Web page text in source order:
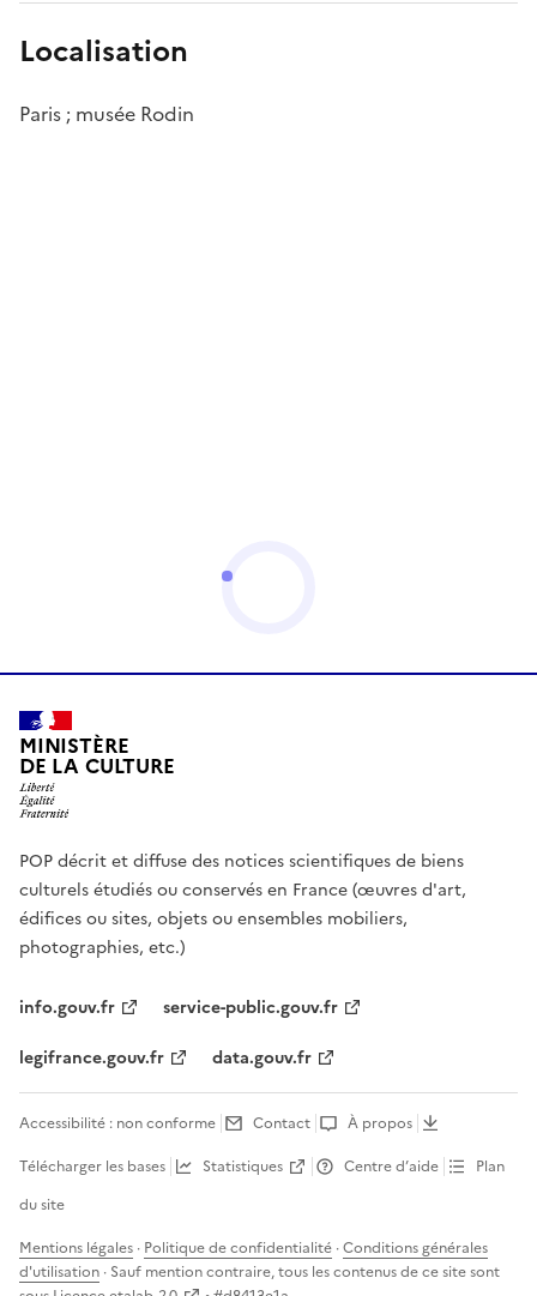
Localisation
Paris ; musée Rodin
MINISTÈRE
DE LA CULTURE
POP décrit et diffuse des notices scientifiques de biens
culturels étudiés ou conservés en France (œuvres d'art,
édifices ou sites, objets ou ensembles mobiliers,
photographies, etc.)
info.gouv.fr
service-public.gouv.fr
legifrance.gouv.fr
data.gouv.fr
Accessibilité : non conforme Contact
À propos
Télécharger les bases
Statistiques Centre d’aide
Plan
du site
Mentions légales · Politique de confidentialité ·Conditions générales
d'utilisation · Sauf mention contraire, tous les contenus de ce site sont